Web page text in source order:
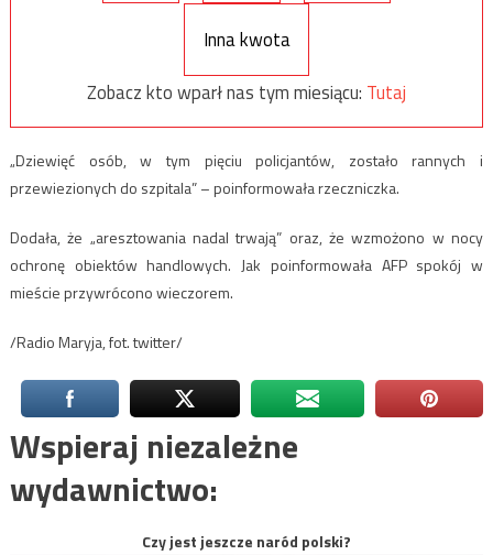
Inna kwota
Zobacz kto wparł nas tym miesiącu: Tutaj
„Dziewięć osób, w tym pięciu policjantów, zostało rannych i
przewiezionych do szpitala” – poinformowała rzeczniczka.
Dodała, że „aresztowania nadal trwają” oraz, że wzmożono w nocy
ochronę obiektów handlowych. Jak poinformowała AFP spokój w
mieście przywrócono wieczorem.
/Radio Maryja, fot. twitter/
Wspieraj niezależne
wydawnictwo:
Czy jest jeszcze naród polski?